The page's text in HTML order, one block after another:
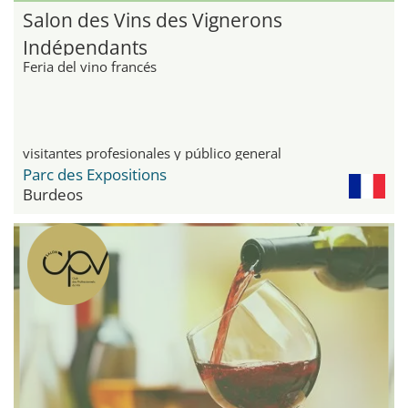
Salon des Vins des Vignerons
Indépendants
Feria del vino francés
visitantes profesionales y público general
Parc des Expositions
Burdeos